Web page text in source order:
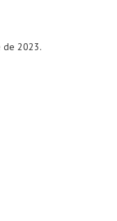
de 2023.